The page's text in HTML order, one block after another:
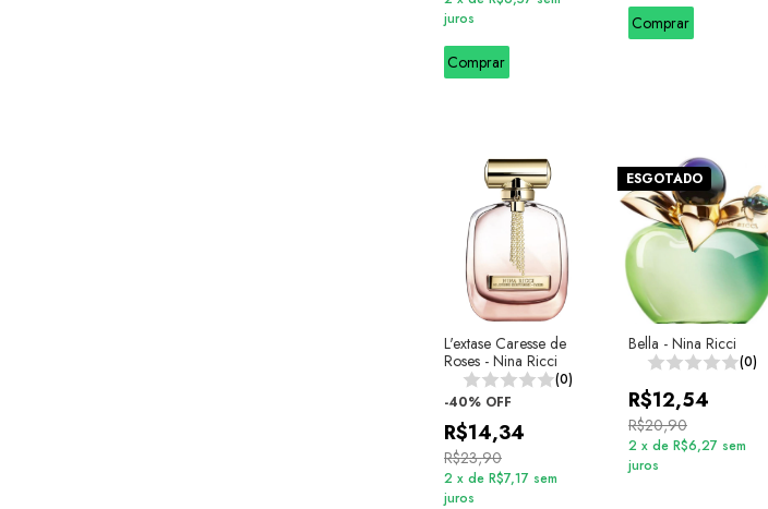
juros
Comprar
Comprar
L'extase Caresse de
Roses - Nina Ricci
(0)
-40% OFF
R$14,34
R$23,90
2 x de R$7,17 sem
juros
ESGOTADO
Bella - Nina Ricci
(0)
R$12,54
R$20,90
2 x de R$6,27 sem
juros